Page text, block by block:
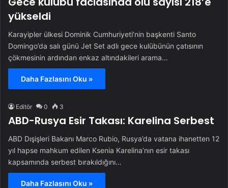
yükseldi
Karayipler ülkesi Dominik Cumhuriyeti’nin başkenti Santo
Domingo’da salı günü Jet Set adlı gece kulübünün çatısının
çökmesinin ardından enkaz altındakileri arama…
Daha Fazlasını Oku »
Editör 0 3
ABD-Rusya Esir Takası: Karelina Serbest
ABD Dışişleri Bakanı Marco Rubio, Rusya’da vatana ihanetten 12
yıl hapse mahkum edilen Ksenia Karelina’nın esir takası
kapsamında serbest bırakıldığını…
Daha Fazlasını Oku »